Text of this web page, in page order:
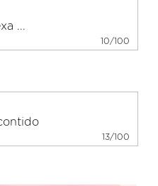
10/100
13/100